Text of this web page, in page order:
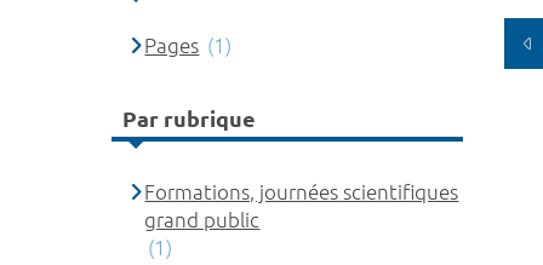
Pages (1)
Par rubrique
Formations, journées scientifiques
grand public
(1)